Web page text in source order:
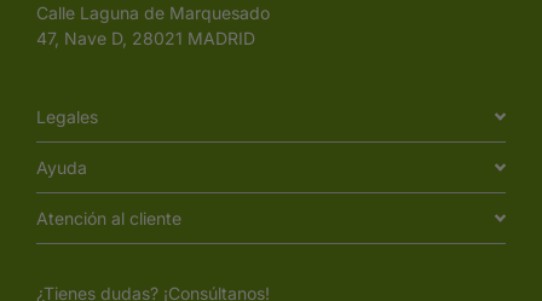
Calle Laguna de Marquesado
47, Nave D, 28021 MADRID
Legales
Ayuda
Atención al cliente
¿Tienes dudas? ¡Consúltanos!